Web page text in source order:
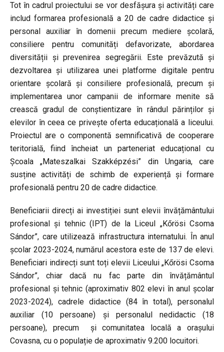
Tot în cadrul proiectului se vor desfășura și activități care
includ formarea profesională a 20 de cadre didactice și
personal auxiliar în domenii precum mediere școlară,
consiliere pentru comunități defavorizate, abordarea
diversității și prevenirea segregării. Este prevăzută și
dezvoltarea și utilizarea unei platforme digitale pentru
orientare școlară și consiliere profesională, precum și
implementarea unor campanii de informare menite să
crească gradul de conștientizare în rândul părinților și
elevilor în ceea ce privește oferta educațională a liceului.
Proiectul are o componentă semnificativă de cooperare
teritorială, fiind încheiat un parteneriat educațional cu
Școala „Mateszalkai Szakképzési” din Ungaria, care
susține activități de schimb de experiență și formare
profesională pentru 20 de cadre didactice.
Beneficiarii direcți ai investiției sunt elevii învățământului
profesional și tehnic (IPT) de la Liceul „Kőrösi Csoma
Sándor”, care utilizează infrastructura internatului. În anul
școlar 2023-2024, numărul acestora este de 137 de elevi.
Beneficiari indirecți sunt toți elevii Liceului „Kőrösi Csoma
Sándor”, chiar dacă nu fac parte din învățământul
profesional și tehnic (aproximativ 802 elevi în anul școlar
2023-2024), cadrele didactice (84 în total), personalul
auxiliar (10 persoane) și personalul nedidactic (18
persoane), precum și comunitatea locală a orașului
Covasna, cu o populație de aproximativ 9.200 locuitori.